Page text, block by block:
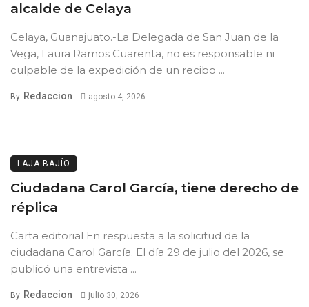
alcalde de Celaya
Celaya, Guanajuato.-La Delegada de San Juan de la
Vega, Laura Ramos Cuarenta, no es responsable ni
culpable de la expedición de un recibo ...
By Redaccion agosto 4, 2026
LAJA-BAJÍO
Ciudadana Carol García, tiene derecho de
réplica
Carta editorial En respuesta a la solicitud de la
ciudadana Carol García. El día 29 de julio del 2026, se
publicó una entrevista ...
By Redaccion julio 30, 2026